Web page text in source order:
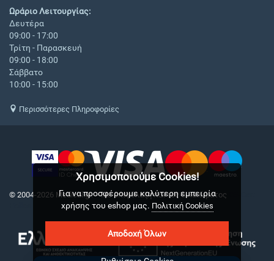
Ωράριο Λειτουργίας:
Δευτέρα
09:00 - 17:00
Τρίτη - Παρασκευή
09:00 - 18:00
Σάββατο
10:00 - 15:00
Περισσότερες Πληροφορίες
© 2004-2026 Medical.gr. - Με επιφύλαξη παντός δικαιώματος
Χρησιμοποιούμε Cookies!
Για να προσφέρουμε καλύτερη εμπειρία
χρήσης του eshop μας. Πολιτική Cookies
Αποδοχή Όλων